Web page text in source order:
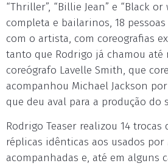
“Thriller”, “Billie Jean” e “Black
completa e bailarinos, 18
com o artista, com coreografias
tanto que Rodrigo já chamou até
coreógrafo Lavelle Smith, que
acompanhou Michael Jackson
que deu aval para a produção do
Rodrigo Teaser realizou 14
réplicas idênticas aos usados por
acompanhadas e, até em alguns